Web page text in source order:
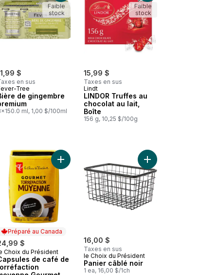
$
en sus
Tree
de gingembre
ml, 1,00 $/100ml
Faible
stock
15,99 $
Taxes en sus
Lindt
LINDOR Truffes au
chocolat au lait,
Boîte
156 g, 10,25 $/100g
Faible
stock
au panier
En Grains Biologique Équitable Torréfaction Moyenne , Three
Préparé au Canada
$
au Canada
Choix du Président
de café de
Ajouter Capsules de café de torréfaction
16,00 $
Taxes en sus
le Choix du Président
Panier câblé noir
1 ea, 16,00 $/1ch
Ajouter Panier câblé